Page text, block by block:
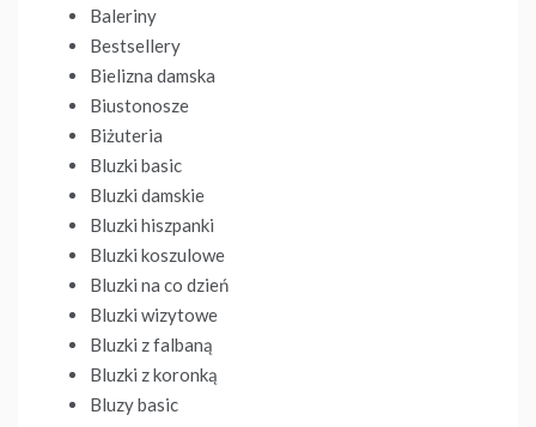
Baleriny
Bestsellery
Bielizna damska
Biustonosze
Biżuteria
Bluzki basic
Bluzki damskie
Bluzki hiszpanki
Bluzki koszulowe
Bluzki na co dzień
Bluzki wizytowe
Bluzki z falbaną
Bluzki z koronką
Bluzy basic